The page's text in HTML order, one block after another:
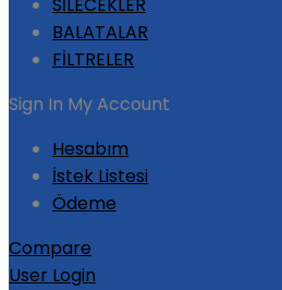
BALATALAR
FİLTRELER
Sign In My Account
Hesabım
İstek Listesi
Ödeme
Compare
User Login